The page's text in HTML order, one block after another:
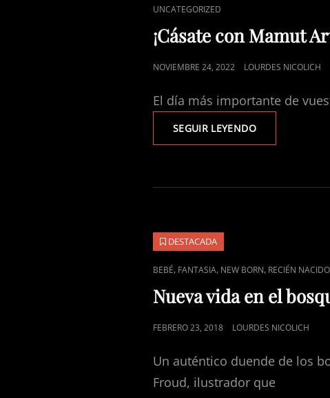
ENLACES
DE
CATEGORÍAS
UNCATEGORIZED
¡Cásate con Mamut
PUBLICADO
NOVIEMBRE 24, 2022 LOURDES NICOLICH
El día más importante de
SEGUIR LEYENDO¡CÁSATE
CON
STUDIO!
DESTACADA
ENLACES
DE
CATEGORÍAS
BEBÉ, FANTASIA, NEW BORN, RECIÉN NACIDO
Nueva vida en el
PUBLICADO
FEBRERO 23, 2018 LOURDES NICOLICH
Un auténtico duende de los
Froud, ilustrador que